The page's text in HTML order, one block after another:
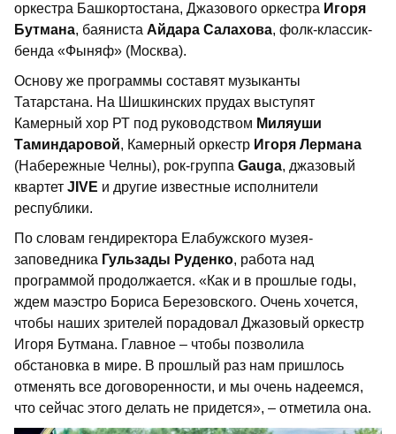
оркестра Башкортостана, Джазового оркестра Игоря
Бутмана, баяниста Айдара Салахова, фолк-классик-
бенда «Фыняф» (Москва).
Основу же программы составят музыканты
Татарстана. На Шишкинских прудах выступят
Камерный хор РТ под руководством Миляуши
Таминдаровой, Камерный оркестр Игоря Лермана
(Набережные Челны), рок-группа Gauga, джазовый
квартет JIVE и другие известные исполнители
республики.
По словам гендиректора Елабужского музея-
заповедника Гульзады Руденко, работа над
программой продолжается. «Как и в прошлые годы,
ждем маэстро Бориса Березовского. Очень хочется,
чтобы наших зрителей порадовал Джазовый оркестр
Игоря Бутмана. Главное – чтобы позволила
обстановка в мире. В прошлый раз нам пришлось
отменять все договоренности, и мы очень надеемся,
что сейчас этого делать не придется», – отметила она.